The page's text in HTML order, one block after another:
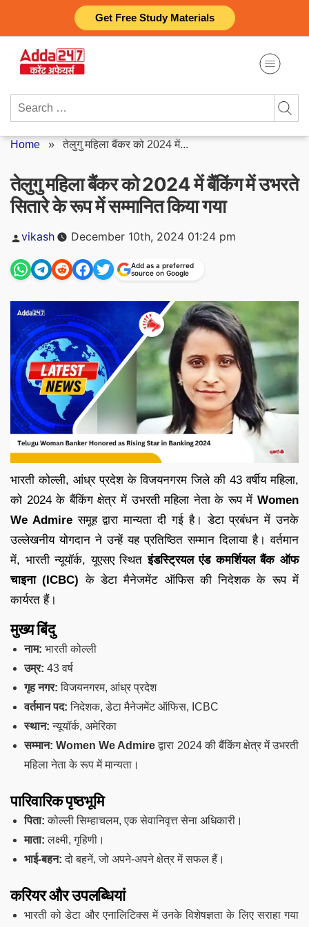
Get Free Study Materials
content
Search
Home »तेलुगु महिला बैंकर को 2024 में...
तेलुगु महिला बैंकर को 2024 में बैंकिंग में उभरते
सितारे के रूप में सम्मानित किया गया
Posted
vikash December 10th, 2024 01:24 pm
Add as a preferred
source on Google
भारती कोल्ली, आंध्र प्रदेश के विजयनगरम जिले की 43 वर्षीय महिला,
को 2024 के बैंकिंग क्षेत्र में उभरती महिला नेता के रूप में Women
We Admireसमूह द्वारा मान्यता दी गई है। डेटा प्रबंधन में उनके
उल्लेखनीय योगदान ने उन्हें यह प्रतिष्ठित सम्मान दिलाया है। वर्तमान
में, भारती न्यूयॉर्क, यूएसए स्थितइंडस्ट्रियल एंड कमर्शियल बैंक ऑफ
चाइना (ICBC) के डेटा मैनेजमेंट ऑफिस की निदेशक के रूप में
कार्यरत हैं।
मुख्य बिंदु
नाम: भारती कोल्ली
उम्र: 43 वर्ष
गृह नगर: विजयनगरम, आंध्र प्रदेश
वर्तमान पद: निदेशक, डेटा मैनेजमेंट ऑफिस, ICBC
स्थान: न्यूयॉर्क, अमेरिका
सम्मान: Women We Admireद्वारा 2024 की बैंकिंग क्षेत्र में उभरती
महिला नेता के रूप में मान्यता।
पारिवारिक पृष्ठभूमि
पिता: कोल्ली सिम्हाचलम, एक सेवानिवृत्त सेना अधिकारी।
माता: लक्ष्मी, गृहिणी।
भाई-बहन: दो बहनें, जो अपने-अपने क्षेत्र में सफल हैं।
करियर और उपलब्धियां
भारती को डेटा और एनालिटिक्स में उनके विशेषज्ञता के लिए सराहा गया